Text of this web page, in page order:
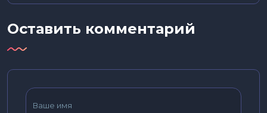
Оставить комментарий